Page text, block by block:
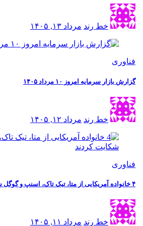
خط رند مرداد ۱۳, ۱۴۰۵
فناوری
گزارش بازار سرمایه امروز ۱۰ مرداد ۱۴۰۵
خط رند مرداد ۱۲, ۱۴۰۵
فناوری
۴ خانواده آمریکایی از متا، تیک تاک، اسنپ و گوگل شکایت کردند
خط رند مرداد ۱۱, ۱۴۰۵